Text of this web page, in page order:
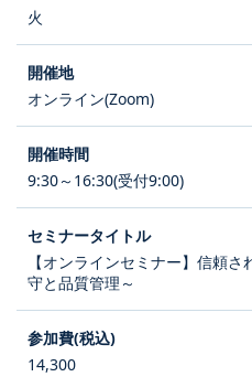
火
オンライン(Zoom)
9:30～16:30(受付9:00)
【オンラインセミナー】信頼
守と品質管理～
14,300